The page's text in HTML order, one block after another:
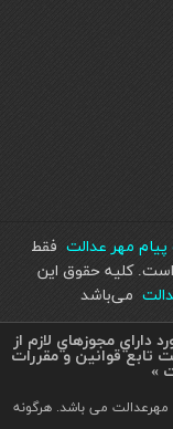
پیام مهر عدالت فقط
است. کليه حقوق اين
می‌باشد
مجوزهاي لازم از
تابع قوانين و مقررات
»
مهرعدالت می باشد. هرگونه